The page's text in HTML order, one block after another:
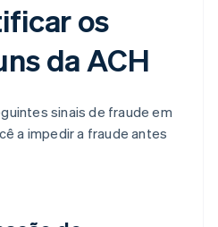
os
da ACH
sinais de fraude em
a impedir a fraude antes